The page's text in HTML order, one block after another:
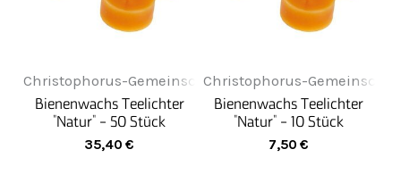
Christophorus-Gemeinschaft
Bienenwachs Teelichter
"Natur" - 50 Stück
35,40 €
Christophorus-
Bienenwachs Teelichter
"Natur" - 10 Stück
7,50 €